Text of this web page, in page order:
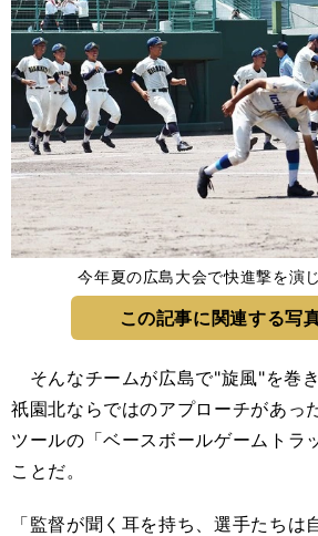
今年夏の広島大会で快進撃を演
この記事に関連する写
そんなチームが広島で"旋風"を巻き
祇園北ならではのアプローチがあっ
ツールの「ベースボールゲームトラ
ことだ。
「監督が聞く耳を持ち、選手たちは